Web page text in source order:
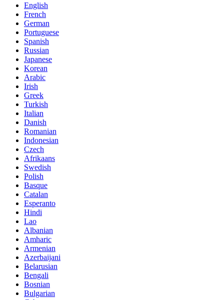
English
French
German
Portuguese
Spanish
Russian
Japanese
Korean
Arabic
Irish
Greek
Turkish
Italian
Danish
Romanian
Indonesian
Czech
Afrikaans
Swedish
Polish
Basque
Catalan
Esperanto
Hindi
Lao
Albanian
Amharic
Armenian
Azerbaijani
Belarusian
Bengali
Bosnian
Bulgarian